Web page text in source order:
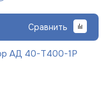
Сравнить
АД 40-Т400-1Р